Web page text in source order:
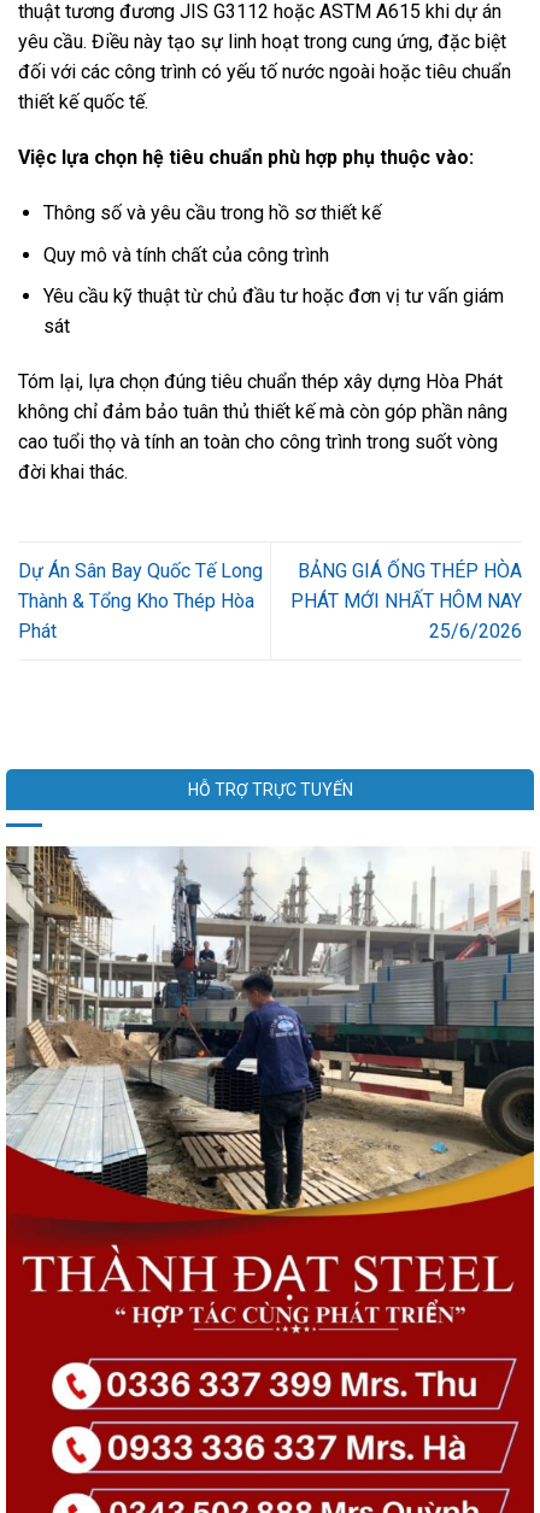
thuật tương đương JIS G3112 hoặc ASTM A615 khi dự án
yêu cầu. Điều này tạo sự linh hoạt trong cung ứng, đặc biệt
đối với các công trình có yếu tố nước ngoài hoặc tiêu chuẩn
thiết kế quốc tế.
Việc lựa chọn hệ tiêu chuẩn phù hợp phụ thuộc vào:
Thông số và yêu cầu trong hồ sơ thiết kế
Quy mô và tính chất của công trình
Yêu cầu kỹ thuật từ chủ đầu tư hoặc đơn vị tư vấn giám
sát
Tóm lại, lựa chọn đúng tiêu chuẩn thép xây dựng Hòa Phát
không chỉ đảm bảo tuân thủ thiết kế mà còn góp phần nâng
cao tuổi thọ và tính an toàn cho công trình trong suốt vòng
đời khai thác.
Dự Án Sân Bay Quốc Tế Long
Thành & Tổng Kho Thép Hòa
Phát
BẢNG GIÁ ỐNG THÉP HÒA
PHÁT MỚI NHẤT HÔM NAY
25/6/2026
HỖ TRỢ TRỰC TUYẾN